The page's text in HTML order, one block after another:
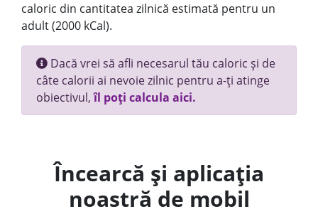
caloric din cantitatea zilnică estimată pentru un
adult (2000 kCal).
Dacă vrei să afli necesarul tău caloric și de
câte calorii ai nevoie zilnic pentru a-ți atinge
obiectivul,îl poți calcula aici.
Încearcă și aplicația
noastră de mobil